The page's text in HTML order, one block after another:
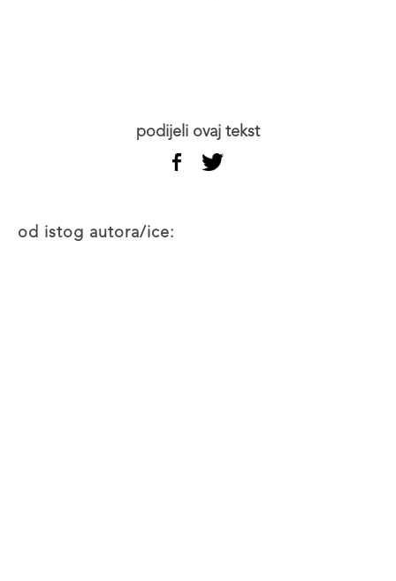
podijeli ovaj tekst
od istog autora/ice: